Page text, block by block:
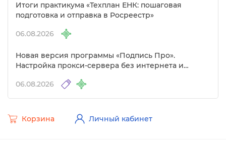
Итоги практикума «Техплан ЕНК: пошаговая
подготовка и отправка в Росреестр»
06.08.2026
Новая версия программы «Подпись Про».
Настройка прокси-сервера без интернета и
06.08.2026
Корзина Личный кабинет